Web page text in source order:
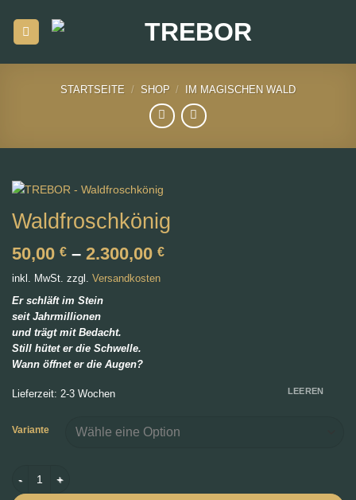
Inhalt
springen
STARTSEITE / SHOP / IM MAGISCHEN WALD
Waldfroschkönig
50,00 € – 2.300,00 €
inkl. MwSt. zzgl. Versandkosten
Er schläft im Stein
seit Jahrmillionen
und trägt mit Bedacht.
Still hütet er die Schwelle.
Wann öffnet er die Augen?
Lieferzeit: 2-3 Wochen
Variante
LEEREN